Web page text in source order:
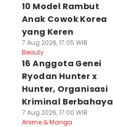
10 Model Rambut
Anak Cowok Korea
yang Keren
7 Aug 2026, 17:05 WIB
Beauty
16 Anggota Genei
Ryodan Hunter x
Hunter, Organisasi
Kriminal Berbahaya
7 Aug 2026, 17:00 WIB
Anime & Manga